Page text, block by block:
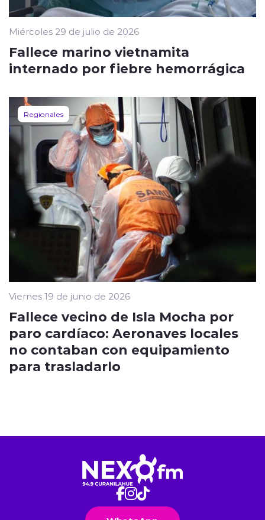
Miércoles 29 de julio de 2026
Fallece marino vietnamita
internado por fiebre hemorrágica
Regionales
Viernes 19 de junio de 2026
Fallece vecino de Isla Mocha por
paro cardíaco: Aeronaves locales
no contaban con equipamiento
para trasladarlo